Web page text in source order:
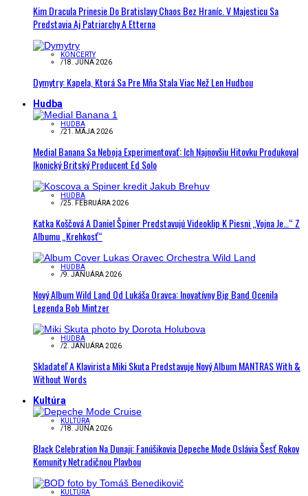
Kim Dracula Prinesie Do Bratislavy Chaos Bez Hraníc. V Majesticu Sa
Predstavia Aj Patriarchy A Etterna
KONCERTY
/18. JÚNA 2026
Dymytry: Kapela, Ktorá Sa Pre Mňa Stala Viac Než Len Hudbou
Hudba
HUDBA
/21. MÁJA 2026
Medial Banana Sa Neboja Experimentovať: Ich Najnovšiu Hitovku Produkoval
Ikonický Britský Producent Ed Solo
HUDBA
/25. FEBRUÁRA 2026
Katka Koščová A Daniel Špiner Predstavujú Videoklip K Piesni „Vojna Je…“ Z
Albumu „Krehkosť“
HUDBA
/9. JANUÁRA 2026
Nový Album Wild Land Od Lukáša Oravca: Inovatívny Big Band Ocenila
Legenda Bob Mintzer
HUDBA
/2. JANUÁRA 2026
Skladateľ A Klavirista Miki Skuta Predstavuje Nový Album MANTRAS With &
Without Words
Kultúra
KULTÚRA
/18. JÚNA 2026
Black Celebration Na Dunaji: Fanúšikovia Depeche Mode Oslávia Šesť Rokov
Komunity Netradičnou Plavbou
KULTÚRA